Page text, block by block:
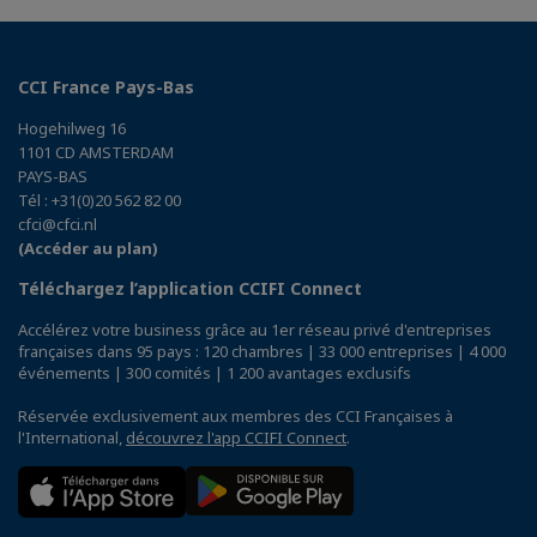
CCI France Pays-Bas
Hogehilweg 16
1101 CD AMSTERDAM
PAYS-BAS
Tél : +31(0)20 562 82 00
cfci@cfci.nl
(Accéder au plan)
Téléchargez l’application CCIFI Connect
Accélérez votre business grâce au 1er réseau privé d'entreprises
françaises dans 95 pays : 120 chambres | 33 000 entreprises | 4 000
événements | 300 comités | 1 200 avantages exclusifs
Réservée exclusivement aux membres des CCI Françaises à
l'International, découvrez l'app CCIFI Connect.